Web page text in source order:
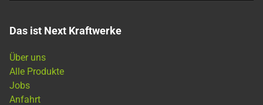
Das ist Next Kraftwerke
Über uns
Alle Produkte
Jobs
Anfahrt